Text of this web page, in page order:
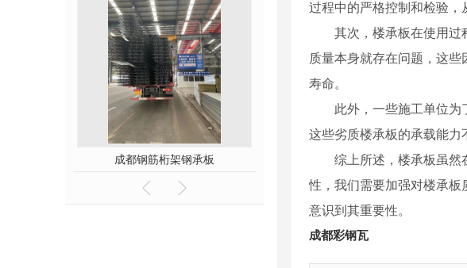
成都钢筋桁架楼承板厂家
过程中的严格控制和检验，
其次，楼承板在使用过
质量本身就存在问题，这
寿命。
此外，一些施工单位
这些劣质楼承板的承载能力
综上所述，楼承板虽然
性，我们需要加强对楼承板
意识到其重要性。
成都彩钢瓦